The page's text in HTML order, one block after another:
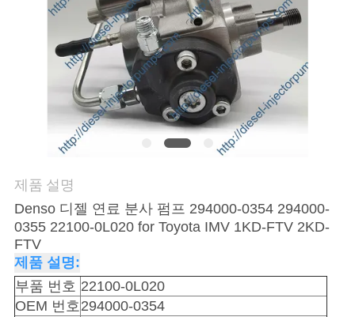
인
용
을
요
청
제품 설명
Denso 디젤 연료 분사 펌프 294000-0354 294000-
0355 22100-0L020 for Toyota IMV 1KD-FTV 2KD-
FTV
제품 설명:
부품 번호 22100-0L020
OEM 번호294000-0354